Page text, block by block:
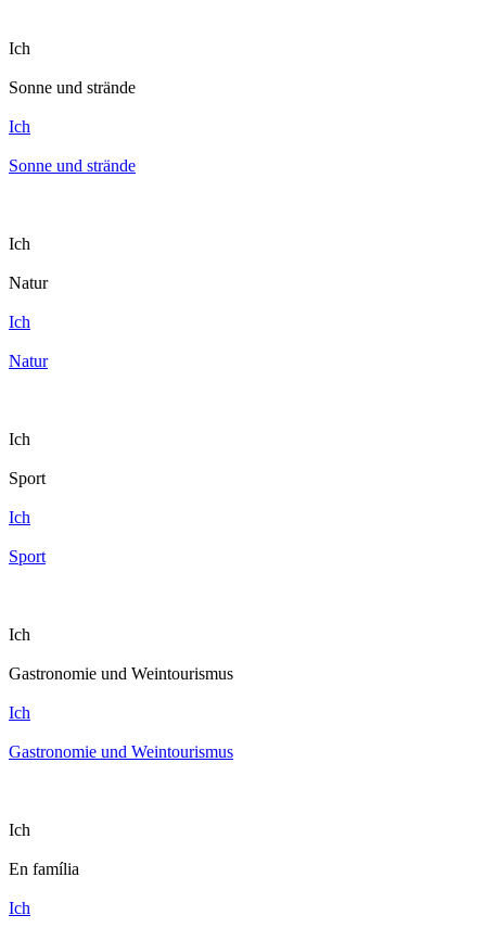
Ich
Sonne und strände
Ich
Sonne und strände
Ich
Natur
Ich
Natur
Ich
Sport
Ich
Sport
Ich
Gastronomie und Weintourismus
Ich
Gastronomie und Weintourismus
Ich
En família
Ich